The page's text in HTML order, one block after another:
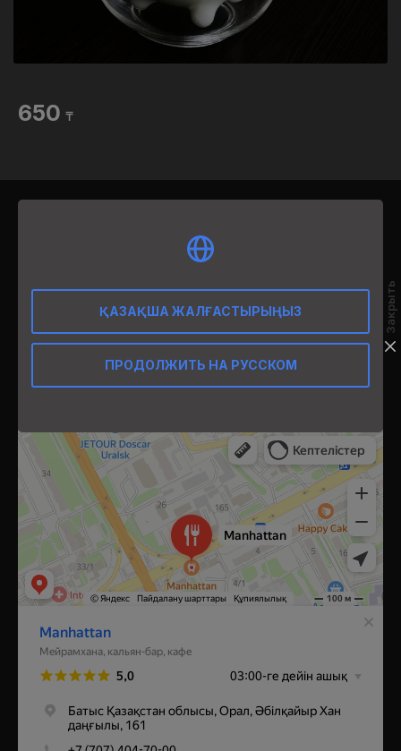
650 ₸
12:00-02:00
​Проспект Абулхаир хана, 161
Manhattan
Ресторан в Уральске
Кальян-бар в Уральске
ҚАЗАҚША ЖАЛҒАСТЫРЫҢЫЗ
ПРОДОЛЖИТЬ НА РУССКОМ
Закрыть